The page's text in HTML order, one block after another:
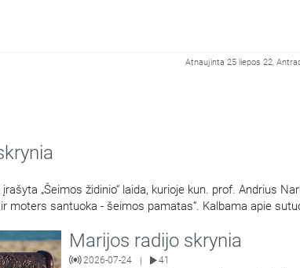
Atnaujinta 25 liepos 22,
„Šeimos židinio“ laida, kurioje kun. prof. Andrius
moters santuoka - šeimos pamatas“. Kalbama apie
Marijos radijo skrynia
2026-07-24 | 41